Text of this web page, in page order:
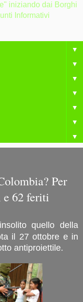
iniziando dai Borghi
Informativi
▼
▼
▼
▼
▼
▼
▼
Per
e 62 feriti
quello della
il 27 ottobre e in
antiproiettile.